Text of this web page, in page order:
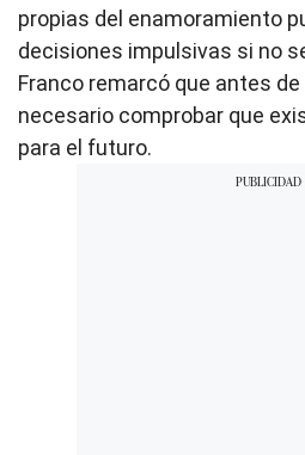
propias del enamoramiento
decisiones impulsivas si no
Franco remarcó que antes
necesario comprobar que
para el futuro.